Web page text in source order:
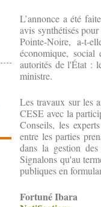
L’annonce a été
avis synthétisés
Pointe-Noire, a-t-
économique,
autorités de l'État :
ministre.
Les travaux sur les
CESE avec la
Conseils, les
entre les parties
dans la gestion
Signalons qu'au
publiques en
Fortuné Ibara